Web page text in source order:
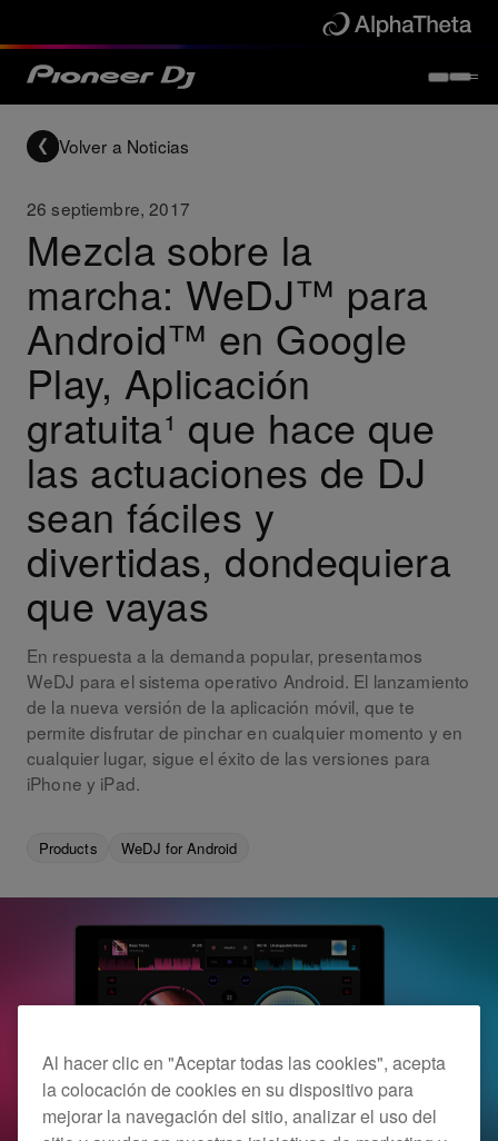
Volver a Noticias
26 septiembre, 2017
Mezcla sobre la
marcha: WeDJ™ para
Android™ en Google
Play, Aplicación
gratuita¹ que hace que
las actuaciones de DJ
sean fáciles y
divertidas, dondequiera
que vayas
En respuesta a la demanda popular, presentamos
WeDJ para el sistema operativo Android. El lanzamiento
de la nueva versión de la aplicación móvil, que te
permite disfrutar de pinchar en cualquier momento y en
cualquier lugar, sigue el éxito de las versiones para
iPhone y iPad.
Products WeDJ for Android
Al hacer clic en "Aceptar todas las cookies", acepta
la colocación de cookies en su dispositivo para
mejorar la navegación del sitio, analizar el uso del